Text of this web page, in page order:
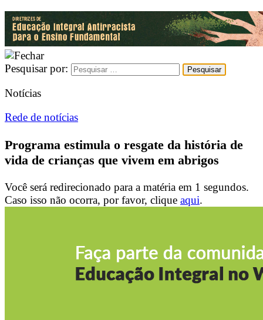
Pesquisar por:
Notícias
Rede de notícias
Programa estimula o resgate da história de
vida de crianças que vivem em abrigos
Você será redirecionado para a matéria em 1 segundos.
Caso isso não ocorra, por favor, clique aqui.